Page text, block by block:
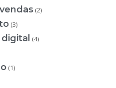
(2)
(3)
(4)
(1)